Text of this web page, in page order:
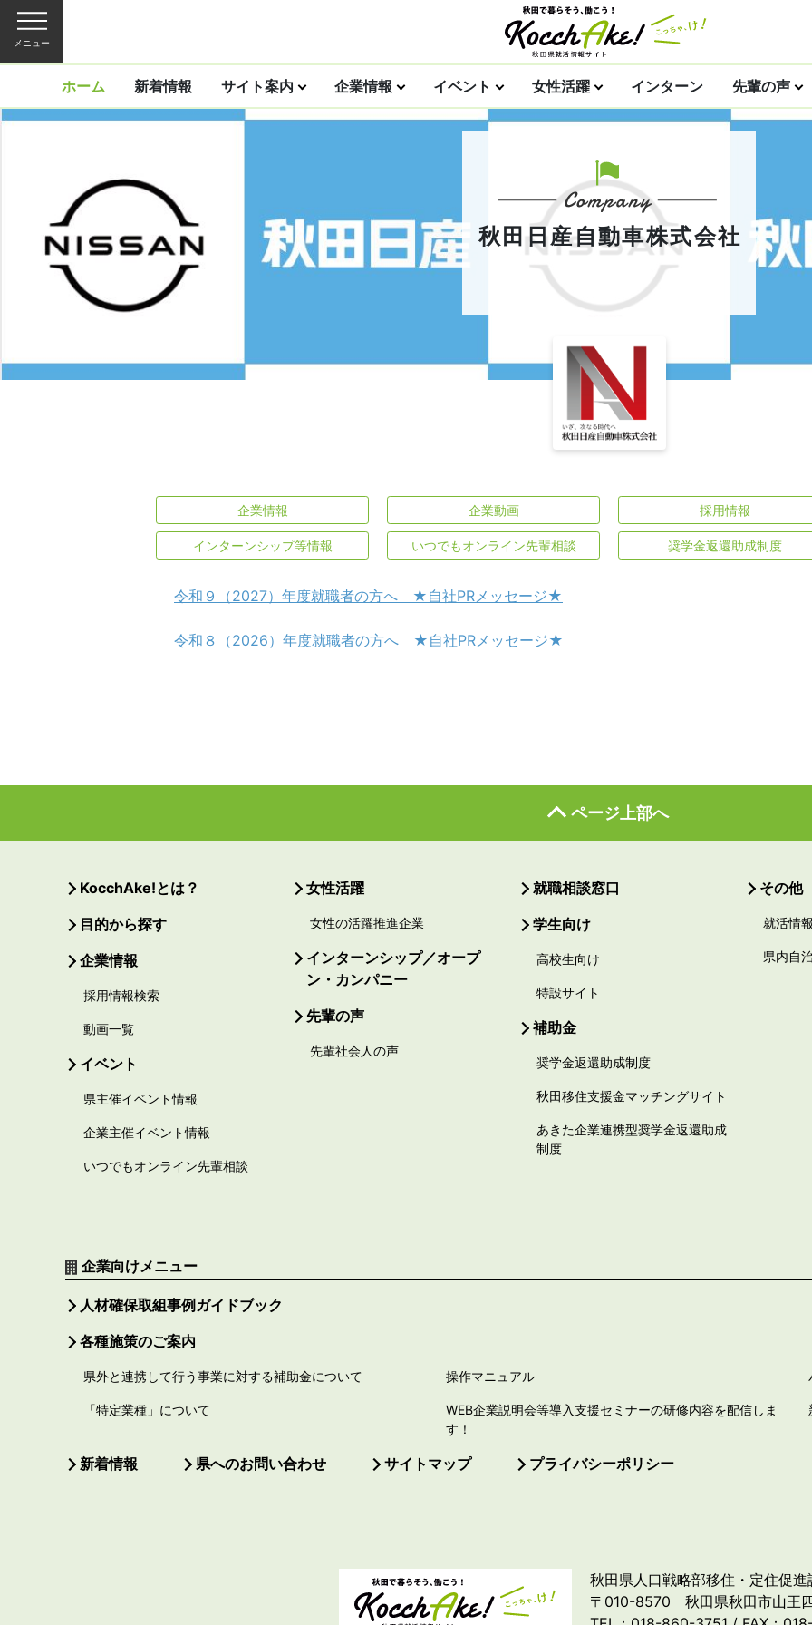
メニュー
ホーム 新着情報 サイト案内 企業情報 イベント 女性活躍 インターン 先輩の声
秋田日産自動車株式会社
企業情報 企業動画 採用情報
インターンシップ等情報 いつでもオンライン先輩相談 奨学金返還助成制度
令和９（2027）年度就職者の方へ ★自社PRメッセージ★
令和８（2026）年度就職者の方へ ★自社PRメッセージ★
ページ上部へ
KocchAke!とは？
目的から探す
企業情報
採用情報検索
動画一覧
イベント
県主催イベント情報
企業主催イベント情報
いつでもオンライン先輩相談
女性活躍
女性の活躍推進企業
インターンシップ／オープ
ン・カンパニー
先輩の声
先輩社会人の声
就職相談窓口
学生向け
高校生向け
特設サイト
補助金
奨学金返還助成制度
秋田移住支援金マッチングサイト
あきた企業連携型奨学金返還助成
制度
その他
就活情
県内自
企業向けメニュー
人材確保取組事例ガイドブック
各種施策のご案内
県外と連携して行う事業に対する補助金について 操作マニュアル
「特定業種」について
WEB企業説明会等導入支援セミナーの研修内容を配信しま
す！
新着情報 県へのお問い合わせ サイトマップ プライバシーポリシー
秋田県人口戦略部移住・定住促進
〒010-8570 秋田県秋田市山王